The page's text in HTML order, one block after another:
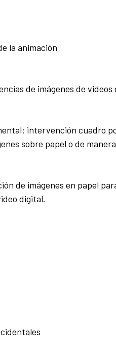
la animación
de imágenes de
intervención cuadro
sobre papel o de
de imágenes en papel
digital.